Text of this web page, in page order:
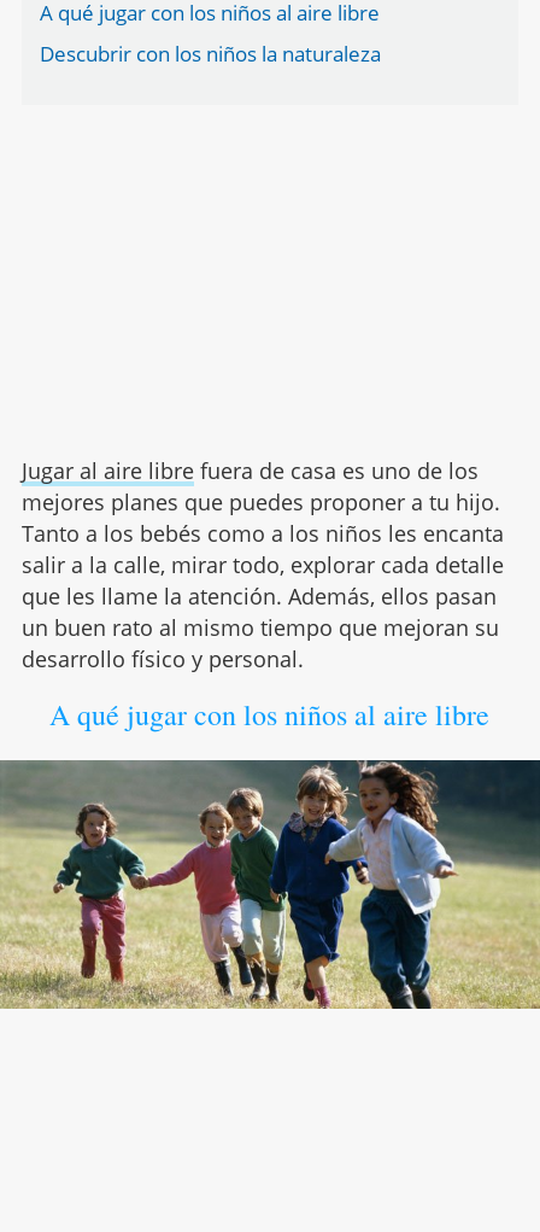
A qué jugar con los niños al aire libre
Descubrir con los niños la naturaleza
Jugar al aire librefuera de casa es uno de los
mejores planes que puedes proponer a tu hijo.
Tanto a los bebés como a los niños les encanta
salir a la calle, mirar todo, explorar cada detalle
que les llame la atención. Además, ellos pasan
un buen rato al mismo tiempo que mejoran su
desarrollo físico y personal.
A qué jugar con los niños al aire libre